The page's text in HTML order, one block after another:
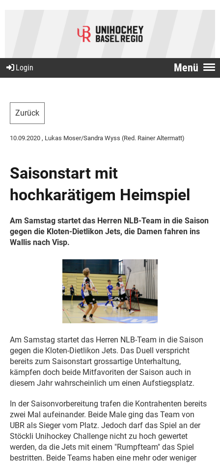
Menü
Login
Zurück
10.09.2020 , Lukas Moser/Sandra Wyss (Red. Rainer Altermatt)
Saisonstart mit
hochkarätigem Heimspiel
Am Samstag startet das Herren NLB-Team in die Saison
gegen die Kloten-Dietlikon Jets, die Damen fahren ins
Wallis nach Visp.
Am Samstag startet das Herren NLB-Team in die Saison
gegen die Kloten-Dietlikon Jets. Das Duell verspricht
bereits zum Saisonstart grossartige Unterhaltung,
kämpfen doch beide Mitfavoriten der Saison auch in
diesem Jahr wahrscheinlich um einen Aufstiegsplatz.
In der Saisonvorbereitung trafen die Kontrahenten bereits
zwei Mal aufeinander. Beide Male ging das Team von
UBR als Sieger vom Platz. Jedoch darf das Spiel an der
Stöckli Unihockey Challenge nicht zu hoch gewertet
werden, da die Jets mit einem "Rumpfteam" das Spiel
bestritten. Beide Teams haben eine mehr oder weniger